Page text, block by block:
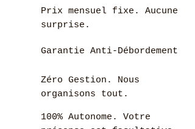
Prix mensuel fixe. Aucune
surprise.
Garantie Anti-Débordement
Zéro Gestion. Nous
organisons tout.
100% Autonome. Votre